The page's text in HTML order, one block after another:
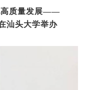
高质量发展——
汕头大学举办